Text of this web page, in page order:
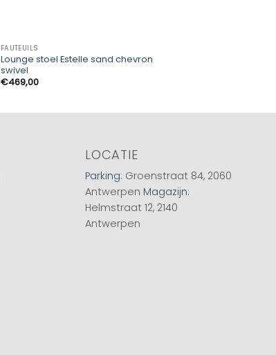
FAUTEUILS
Lounge stoel Estelle sand chevron
swivel
€469,00
LOCATIE
Parking: Groenstraat 84, 2060
Antwerpen Magazijn:
Helmstraat 12, 2140
Antwerpen